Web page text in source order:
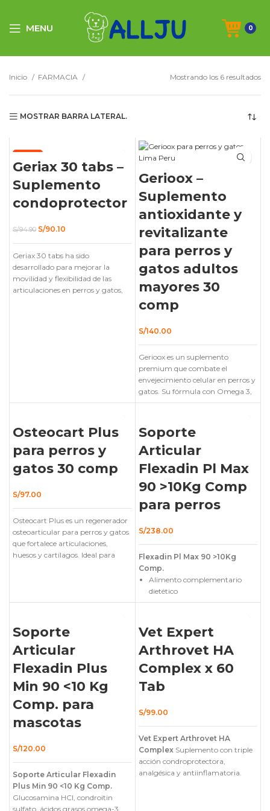
MENU 0
Inicio FARMACIA Mostrando los 6 resultados
MOSTRAR BARRA LATERAL.
Geriax 30 tabs –
Suplemento
condoprotector
S/94.90 El
original
era:
S/94.90.
S/90.10
actual
es:
S/90.10.
Geriax 30 tabs ha sido
desarrollado para mejorar la
movilidad y flexibilidad de las
articulaciones en perros y gatos,
Gerioox –
Suplemento
antioxidante y
revitalizante
para perros y
gatos adultos
mayores 30
comp
S/140.00
Gerioox es un suplemento
premium que combate el
envejecimiento celular en perros y
gatos. Su fórmula con Omega 3,
antioxidantes y condroprotectores
órganos y retrasa los signos de la
edad.
Osteocart Plus
para perros y
gatos 30 comp
S/97.00
Osteocart Plus es un regenerador
osteoarticular para perros y gatos
que fortalece articulaciones,
huesos y cartílagos. Ideal para
Soporte
Articular
Flexadin Pl Max
90 >10Kg Comp
para perros
S/238.00
Flexadin Pl Max 90 >10Kg
Comp.
Alimento complementario
dietético
movilidad y salud articular
Para perros pequeños y gatos
Soporte
Articular
Flexadin Plus
Min 90 <10 Kg
Comp. para
mascotas
S/120.00
Soporte Articular Flexadin
Plus Min 90 <10 Kg Comp.
Glucosamina HCl, condroitin
sulfato, ácidos grasos omega-3,
Vet Expert
Arthrovet HA
Complex x 60
Tab
S/99.00
Vet Expert Arthrovet HA
ComplexSuplemento con triple
acción condroprotectora,
analgésica y antiinflamatoria.